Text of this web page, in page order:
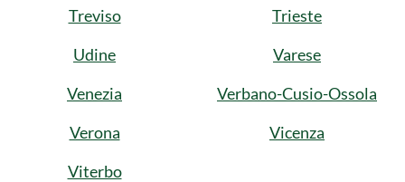
Treviso
Trieste
Udine
Varese
Venezia
Verbano-Cusio-Ossola
Verona
Vicenza
Viterbo